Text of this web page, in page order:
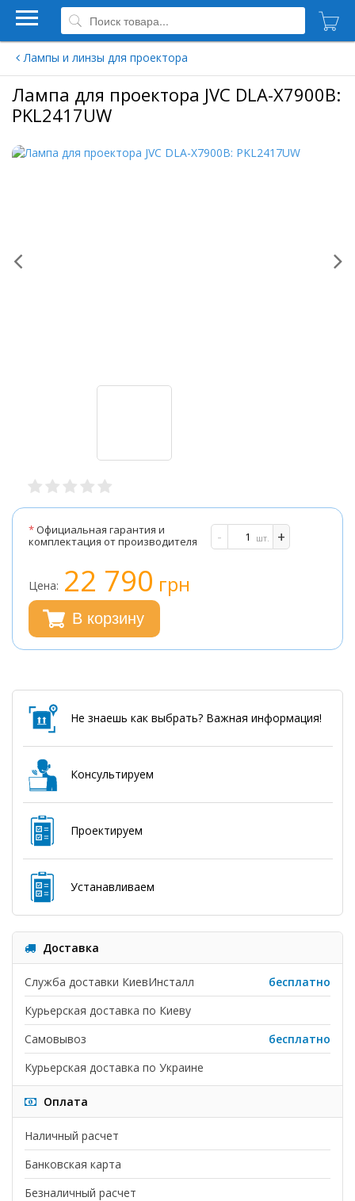
Лампы и линзы для проектора
Лампа для проектора JVC DLA-X7900B:
PKL2417UW
*Официальная гарантия и
комплектация от производителя
- +
шт.
Цена: 22 790 грн
В корзину
Не знаешь как выбрать? Важная информация!
Консультируем
Проектируем
Устанавливаем
Доставка
Служба доставки КиевИнсталл
бесплатно
Курьерская доставка по Киеву
Самовывоз
бесплатно
Курьерская доставка по Украине
Оплата
Наличный расчет
Банковская карта
Безналичный расчет